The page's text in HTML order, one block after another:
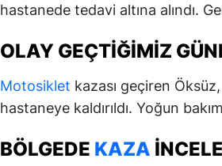
hastanede tedavi altına alındı.
OLAY GEÇTIĞIMIZ
Motosiklet kazası geçiren
hastaneye kaldırıldı. Yoğun
BÖLGEDE KAZA